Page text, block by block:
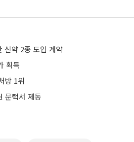
신약 2종 도입 계약
획득
방 1위
문턱서 제동